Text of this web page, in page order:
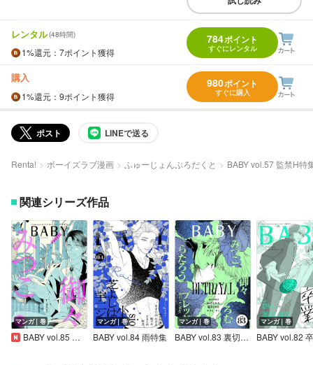
レンタル(48時間)
1%還元 ：7ポイント獲得
784ポイント
すぐにレンタル
購入
1%還元 ：9ポイント獲得
980ポイント
すぐに購入
ポスト LINEで送る
Renta! ボーイズラブ漫画 ふゅーじょんぷろだくと BABY vol.57 監禁H特
関連シリーズ作品
マンガ｜巻
BABY vol.85 異国特集
マンガ｜巻
BABY vol.84 雨特集
マンガ｜巻
BABY vol.83 裏切り特集
マンガ｜巻